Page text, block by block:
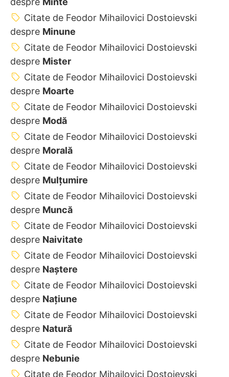
Citate de Feodor Mihailovici Dostoievski
despre Minune
Citate de Feodor Mihailovici Dostoievski
despre Mister
Citate de Feodor Mihailovici Dostoievski
despre Moarte
Citate de Feodor Mihailovici Dostoievski
despre Modă
Citate de Feodor Mihailovici Dostoievski
despre Morală
Citate de Feodor Mihailovici Dostoievski
despre Mulțumire
Citate de Feodor Mihailovici Dostoievski
despre Muncă
Citate de Feodor Mihailovici Dostoievski
despre Naivitate
Citate de Feodor Mihailovici Dostoievski
despre Naștere
Citate de Feodor Mihailovici Dostoievski
despre Națiune
Citate de Feodor Mihailovici Dostoievski
despre Natură
Citate de Feodor Mihailovici Dostoievski
despre Nebunie
Citate de Feodor Mihailovici Dostoievski